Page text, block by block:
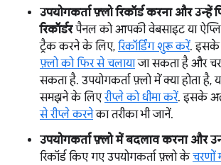
उपयोगकर्ता फ़्लो रिकॉर्ड करना और उन्हें
रिकॉर्डरपैनल को आपकी वेबसाइट या
ट्रैक करने के लिए, रिकॉर्डिंग शुरू करें. इसके
फ़्लो को फिर से चलायाजा सकता है और
सकता है. उपयोगकर्ता फ़्लो में क्या होता है,
समझने के लिएरीप्ले को धीमा करें. इसके
से रीप्ले करनेका तरीका भी जानें.
उपयोगकर्ता फ़्लो में बदलाव करना और
रिकॉर्ड किए गए उपयोगकर्ता फ़्लो केचरणों